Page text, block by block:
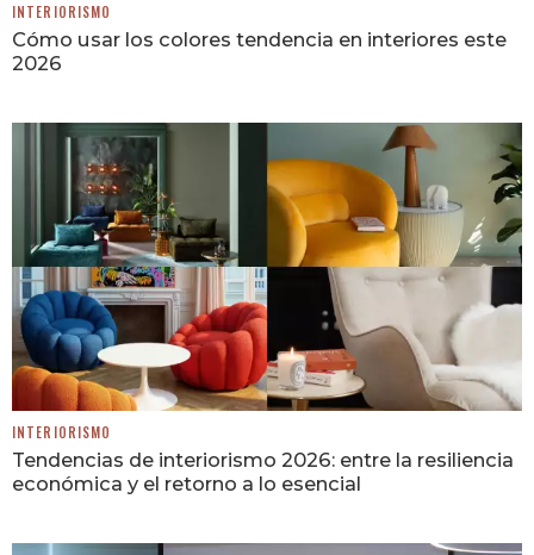
INTERIORISMO
Cómo usar los colores tendencia en interiores este
2026
INTERIORISMO
Tendencias de interiorismo 2026: entre la resiliencia
económica y el retorno a lo esencial